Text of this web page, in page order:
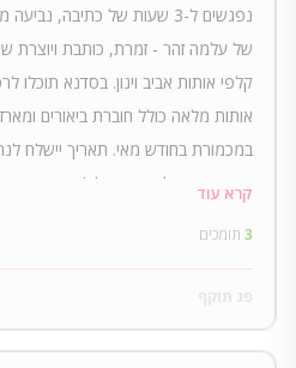
נפגשים ל-3 שעות של כתיבה,
של עלמה זהר - זמרת, כותבת ויוצרת
קלפי אותות אביב וינון. בסדנא תוכלו
אותות מלאה כולל חוברת ביאורים
משתתפים בלבד. שימו לב! מחיר הסדנא
קרא עוד
3 תומכים